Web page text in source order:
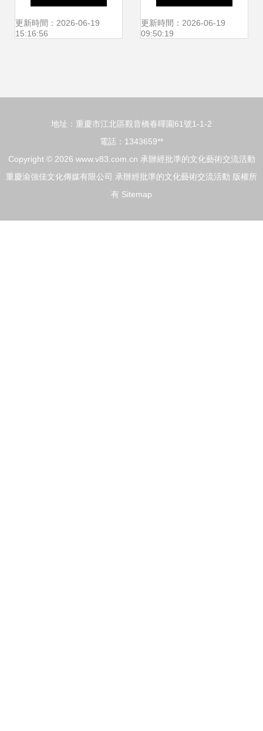
力非遺傳承之路行
更新時間：2026-06-19
15:16:56
兩地青年文化藝術
更新時間：2026-06-19
09:50:19
地址：重慶市江北區觀音橋春暉園61號1-1-2
電話：1343659**
Copyright © 2026 www.v83.com.cn 承辦經批準的文化藝術交流活動
重慶渝強佳文化傳媒有限公司 承辦經批準的文化藝術交流活動 版權所
有 Sitemap